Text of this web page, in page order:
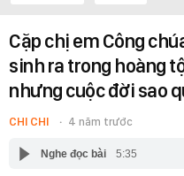
Cặp chị em Công
sinh ra trong hoàng
nhưng cuộc đời sao
CHI CHI 4 năm trước
Nghe đọc bài 5:35